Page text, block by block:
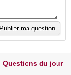
Questions du jour